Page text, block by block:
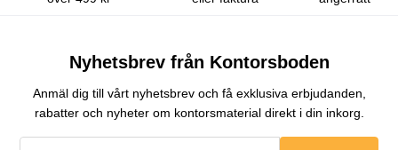
Nyhetsbrev från Kontorsboden
Anmäl dig till vårt nyhetsbrev och få exklusiva erbjudanden,
rabatter och nyheter om kontorsmaterial direkt i din inkorg.